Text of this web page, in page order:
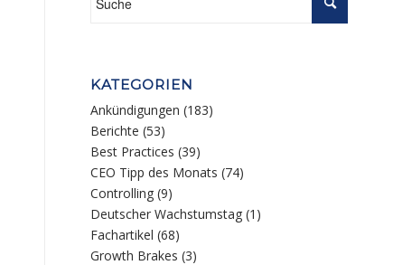
KATEGORIEN
Ankündigungen (183)
Berichte (53)
Best Practices (39)
CEO Tipp des Monats (74)
Controlling (9)
Deutscher Wachstumstag (1)
Fachartikel (68)
Growth Brakes (3)